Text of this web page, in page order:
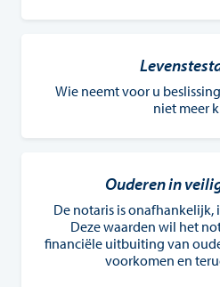
Wie neemt voor u
niet meer
Ouderen in
De notaris is
Deze waarden wil het
financiële uitbuiting van
voorkomen en